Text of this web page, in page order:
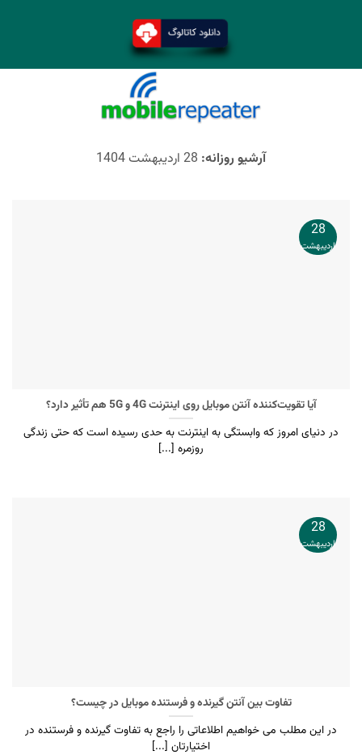
آرشیو روزانه: 28 اردیبهشت 1404
آیا تقویت‌کننده آنتن موبایل روی اینترنت 4G و 5G هم تأثیر دارد؟
در دنیای امروز که وابستگی به اینترنت به حدی رسیده است که حتی زندگی
روزمره [...]
28
اردیبهشت
تفاوت بین آنتن گیرنده و فرستنده موبایل در چیست؟
در این مطلب می خواهیم اطلاعاتی را راجع به تفاوت گیرنده و فرستنده در
اختیارتان [...]
28
اردیبهشت